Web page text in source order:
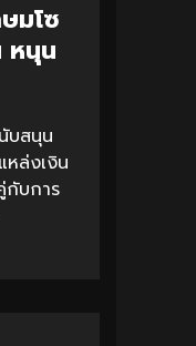
มโซ
หนุน
บสนุน
หล่งเงิน
กับการ